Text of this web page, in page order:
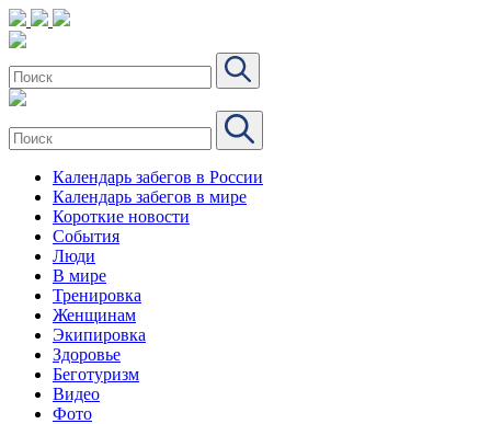
Календарь забегов в России
Календарь забегов в мире
Короткие новости
События
Люди
В мире
Тренировка
Женщинам
Экипировка
Здоровье
Беготуризм
Видео
Фото